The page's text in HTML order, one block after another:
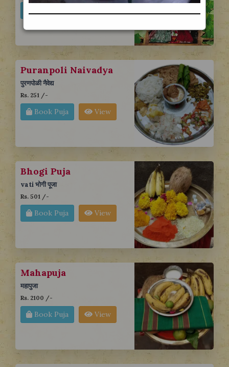
Puranpoli Naivadya
पुरणपोळी नैवेद्य
Rs. 251 /-
Book Puja View
Bhogi Puja
vati भोगी पूजा
Rs. 501 /-
Book Puja View
Mahapuja
महापुजा
Rs. 2100 /-
Book Puja View